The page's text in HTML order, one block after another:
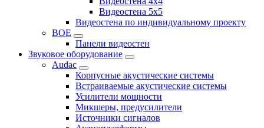
Видеостена 5x5
Видеостена по индивидуальному проекту
BOE
Панели видеостен
Звуковое оборудование
Audac
Корпусные акустические системы
Встраиваемые акустические системы
Усилители мощности
Микшеры, предусилители
Источники сигналов